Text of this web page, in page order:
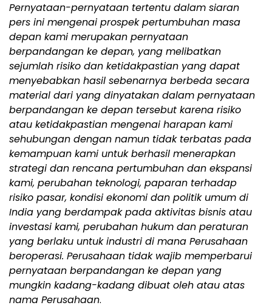
Pernyataan-pernyataan tertentu dalam siaran
pers ini mengenai prospek pertumbuhan masa
depan kami merupakan pernyataan
berpandangan ke depan, yang melibatkan
sejumlah risiko dan ketidakpastian yang dapat
menyebabkan hasil sebenarnya berbeda secara
material dari yang dinyatakan dalam pernyataan
berpandangan ke depan tersebut karena risiko
atau ketidakpastian mengenai harapan kami
sehubungan dengan namun tidak terbatas pada
kemampuan kami untuk berhasil menerapkan
strategi dan rencana pertumbuhan dan ekspansi
kami, perubahan teknologi, paparan terhadap
risiko pasar, kondisi ekonomi dan politik umum di
India yang berdampak pada aktivitas bisnis atau
investasi kami, perubahan hukum dan peraturan
yang berlaku untuk industri di mana Perusahaan
beroperasi. Perusahaan tidak wajib memperbarui
pernyataan berpandangan ke depan yang
mungkin kadang-kadang dibuat oleh atau atas
nama Perusahaan.